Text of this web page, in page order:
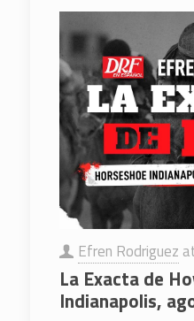
Efren Rodriguez
La Exacta de
Indianapolis,